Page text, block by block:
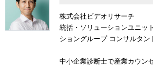
株式会社ビデオリサーチ
統括・ソリューションユニッ
ショングループ コンサルタン
中小企業診断士で産業カウン